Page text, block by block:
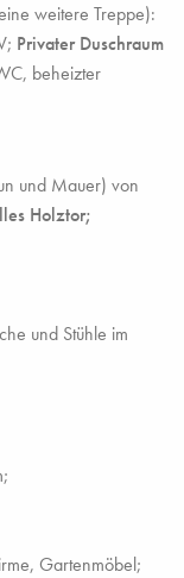
weitere Treppe):
Privater Duschraum
beheizter
und Mauer) von
Holztor;
und Stühle im
Gartenmöbel;